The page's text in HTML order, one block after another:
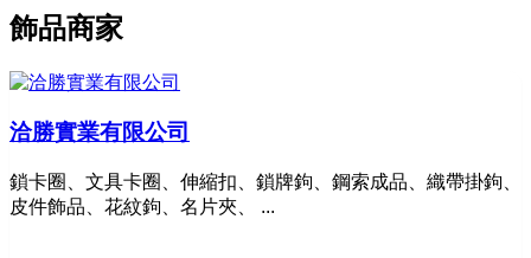
飾品商家
洽勝實業有限公司
鎖卡圈、文具卡圈、伸縮扣、鎖牌鉤、鋼索成品、織帶掛鉤、
皮件飾品、花紋鉤、名片夾、 ...